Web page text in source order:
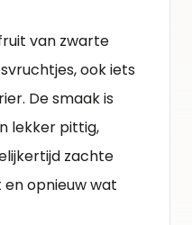
van zwarte
ook iets
De smaak is
lekker pittig,
zachte
opnieuw wat